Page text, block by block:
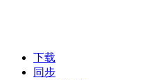
下载
同步